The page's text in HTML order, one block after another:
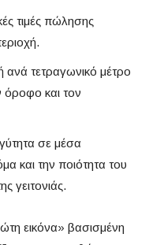
τιμές πώλησης
ανά τετραγωνικό μέτρο
όροφο και τον
σε μέσα
και την ποιότητα του
γειτονιάς.
εικόνα» βασισμένη